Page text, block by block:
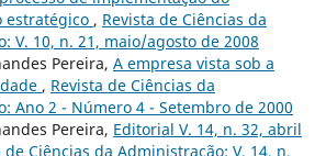
estratégico , Revista de Ciências da
V. 10, n. 21, maio/agosto de 2008
Pereira, A empresa vista sob a
, Revista de Ciências da
Ano 2 - Número 4 - Setembro de 2000
Pereira, Editorial V. 14, n. 32, abril
de Ciências da Administração: V. 14, n.